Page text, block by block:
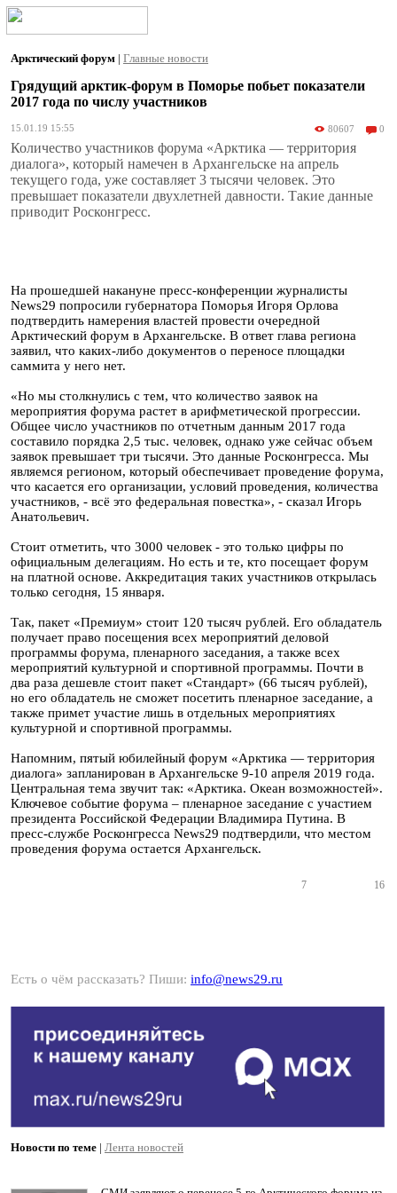
Арктический форум | Главные новости
Грядущий арктик-форум в Поморье побьет показатели
2017 года по числу участников
15.01.19 15:55 80607 0
Количество участников форума «Арктика — территория
диалога», который намечен в Архангельске на апрель
текущего года, уже составляет 3 тысячи человек. Это
превышает показатели двухлетней давности. Такие данные
приводит Росконгресс.
На прошедшей накануне пресс-конференции журналисты
News29 попросили губернатора Поморья Игоря Орлова
подтвердить намерения властей провести очередной
Арктический форум в Архангельске. В ответ глава региона
заявил, что каких-либо документов о переносе площадки
саммита у него нет.
«Но мы столкнулись с тем, что количество заявок на
мероприятия форума растет в арифметической прогрессии.
Общее число участников по отчетным данным 2017 года
составило порядка 2,5 тыс. человек, однако уже сейчас объем
заявок превышает три тысячи. Это данные Росконгресса. Мы
являемся регионом, который обеспечивает проведение форума,
что касается его организации, условий проведения, количества
участников, - всё это федеральная повестка», - сказал Игорь
Анатольевич.
Стоит отметить, что 3000 человек - это только цифры по
официальным делегациям. Но есть и те, кто посещает форум
на платной основе. Аккредитация таких участников открылась
только сегодня, 15 января.
Так, пакет «Премиум» стоит 120 тысяч рублей. Его обладатель
получает право посещения всех мероприятий деловой
программы форума, пленарного заседания, а также всех
мероприятий культурной и спортивной программы. Почти в
два раза дешевле стоит пакет «Стандарт» (66 тысяч рублей),
но его обладатель не сможет посетить пленарное заседание, а
также примет участие лишь в отдельных мероприятиях
культурной и спортивной программы.
Напомним, пятый юбилейный форум «Арктика — территория
диалога» запланирован в Архангельске 9-10 апреля 2019 года.
Центральная тема звучит так: «Арктика. Океан возможностей».
Ключевое событие форума – пленарное заседание с участием
президента Российской Федерации Владимира Путина. В
пресс-службе Росконгресса News29 подтвердили, что местом
проведения форума остается Архангельск.
7 16
Есть о чём рассказать? Пиши: info@news29.ru
Новости по теме | Лента новостей